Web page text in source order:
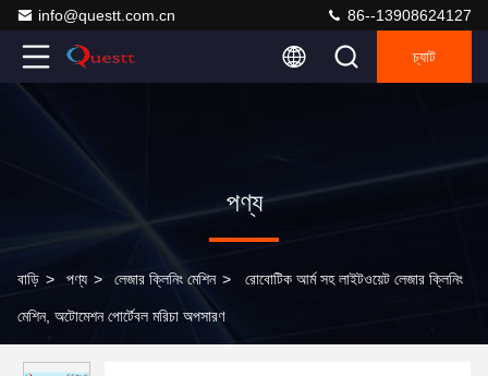
info@questt.com.cn 86--13908624127
চ্যাট
পণ্য
বাড়ি > পণ্য > লেজার ক্লিনিং মেশিন > রোবোটিক আর্ম সহ লাইটওয়েট লেজার ক্লিনিং
মেশিন, অটোমেশন পোর্টেবল মরিচা অপসারণ